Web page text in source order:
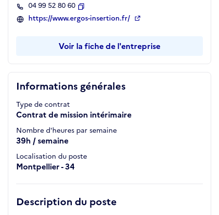
Informations générales
Type de contrat
Contrat de mission intérimaire
Nombre d'heures par semaine
39h / semaine
Localisation du poste
Montpellier - 34
Description du poste
04 99 52 80 60
Copier
https://www.ergos-insertion.fr/
Voir la fiche de l'entreprise